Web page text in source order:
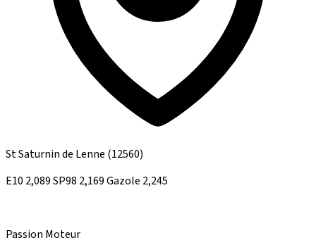
St Saturnin de Lenne (12560)
E10 2,089SP98 2,169Gazole 2,245
Passion Moteur